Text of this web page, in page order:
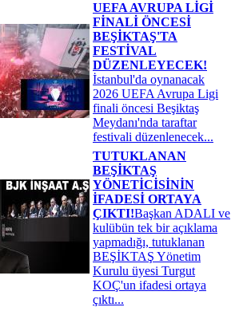
UEFA AVRUPA LİGİ
FİNALİ ÖNCESİ
BEŞİKTAŞ'TA
FESTİVAL
DÜZENLEYECEK!
İstanbul'da oynanacak
2026 UEFA Avrupa Ligi
finali öncesi Beşiktaş
Meydanı'nda taraftar
festivali düzenlenecek...
TUTUKLANAN
BEŞİKTAŞ
YÖNETİCİSİNİN
İFADESİ ORTAYA
ÇIKTI!Başkan ADALI ve
kulübün tek bir açıklama
yapmadığı, tutuklanan
BEŞİKTAŞ Yönetim
Kurulu üyesi Turgut
KOÇ'un ifadesi ortaya
çıktı...